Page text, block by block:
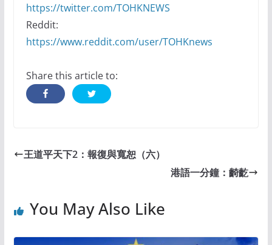
https://twitter.com/TOHKNEWS
Reddit:
https://www.reddit.com/user/TOHKnews
Share this article to:
王道平天下2：報復與寬恕（六）
港語一分鐘：齮齕
You May Also Like